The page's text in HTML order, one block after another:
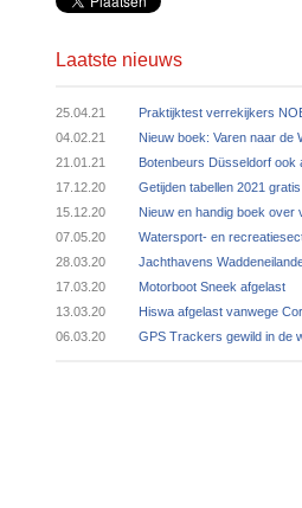
Laatste nieuws
25.04.21
Praktijktest verrekijkers
04.02.21
Nieuw boek: Varen naar de
21.01.21
Botenbeurs Düsseldorf ook
17.12.20
Getijden tabellen 2021
15.12.20
Nieuw en handig boek over
07.05.20
Watersport- en
28.03.20
Jachthavens
17.03.20
Motorboot Sneek afgelast
13.03.20
Hiswa afgelast vanwege
06.03.20
GPS Trackers gewild in de